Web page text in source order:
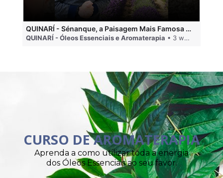
QUINARÍ - Sénanque, a Paisagem Mais Famosa da Aromaterapia
QUINARÍ - Óleos Essenciais e Aromaterapia • 3 weeks ago
CURSO DE AROMATERAPIA
Aprenda a como utilizar toda a energia
dos Óleos Essenciais ao seu favor.